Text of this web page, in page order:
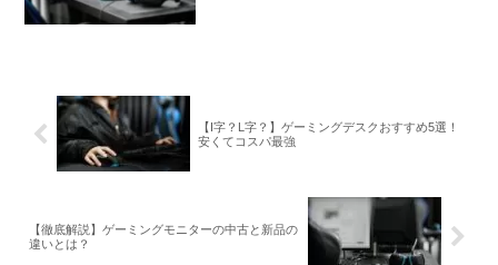
【I字？L字？】ゲーミングデスクおすすめ5選！
安くてコスパ最強
【徹底解説】ゲーミングモニターの中古と新品の
違いとは？